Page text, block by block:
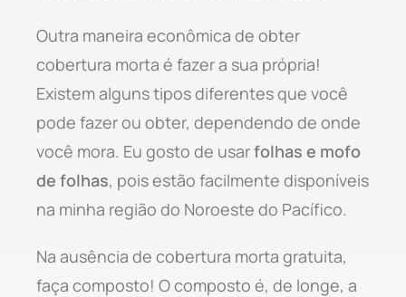
Outra maneira econômica de obter
cobertura morta é fazer a sua própria!
Existem alguns tipos diferentes que você
pode fazer ou obter, dependendo de onde
você mora. Eu gosto de usarfolhas e mofo
de folhas, pois estão facilmente disponíveis
na minha região do Noroeste do Pacífico.
Na ausência de cobertura morta gratuita,
faça composto! O composto é, de longe, a